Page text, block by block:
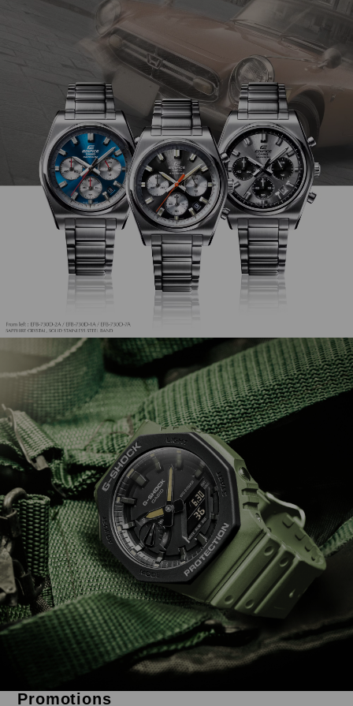
Promotions